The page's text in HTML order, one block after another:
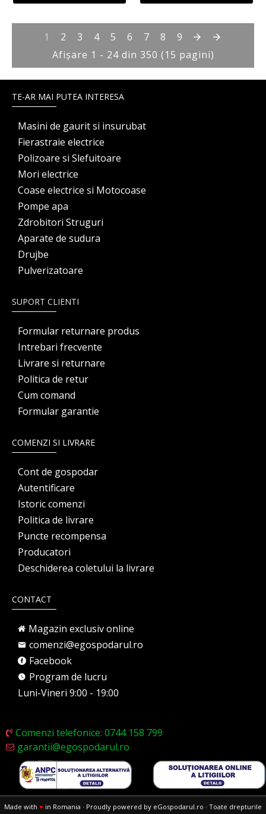
1 2 3 4 5 6 7 8
9
Afişare 1 - 24 din 350 (15 pagini)
TE-AR MAI PUTEA INTERESA
Masini de gaurit si insurubat
Fierastraie electrice
Polizoare si Slefuitoare
Mori electrice
Coase electrice si Motocoase
Pompe apa
Zdrobitori Struguri
Aparate de sudura
Drujbe
Pulverizatoare
SUPORT CLIENTI
Formular returnare produs
Intrebari frecvente
Livrare si returnare
Politica de retur
Cum comand
Formular garantie
COMENZI SI LIVRARE
Cont de gospodar
Autentificare
Istoric comenzi
Politica de livrare
Puncte recompensa
Producatori
Deschiderea coletului la livrare
CONTACT
Magazin exclusiv online
comenzi@egospodarul.ro
Facebook
Program de lucru
Luni-Vineri 9:00 - 19:00
Comenzi telefonice: 0744 158 799
garantii@egospodarul.ro
Made with ♥ in Romania · Proudly powered by eGospodarul.ro · Toate drepturile